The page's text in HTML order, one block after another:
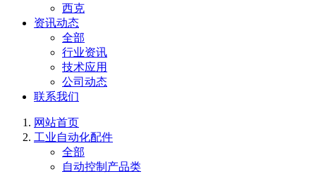
西克
资讯动态
全部
行业资讯
技术应用
公司动态
联系我们
网站首页
工业自动化配件
全部
自动控制产品类